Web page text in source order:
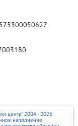
центр" 2004 - 2026
наполнение: